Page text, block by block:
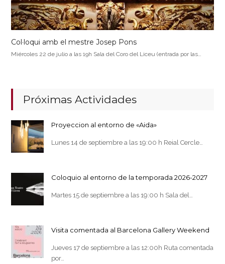
Col·loqui amb el mestre Josep Pons
Miércoles 22 de julio a las 19h Sala del Coro del Liceu (entrada por las…
Próximas Actividades
Proyeccion al entorno de «Aida»
Lunes 14 de septiembre a las 19:00 h Reial Cercle…
Coloquio al entorno de la temporada 2026-2027
Martes 15 de septiembre a las 19:00 h Sala del…
Visita comentada al Barcelona Gallery Weekend
Jueves 17 de septiembre a las 12:00h Ruta comentada
por…